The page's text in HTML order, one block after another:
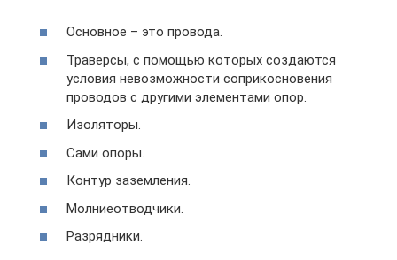
Основное – это провода.
Траверсы, с помощью которых создаются
условия невозможности соприкосновения
проводов с другими элементами опор.
Изоляторы.
Сами опоры.
Контур заземления.
Молниеотводчики.
Разрядники.